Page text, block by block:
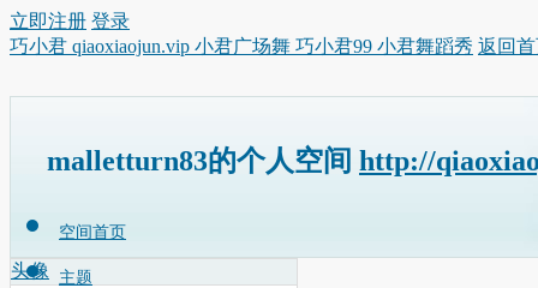
立即注册 登录
巧小君 qiaoxiaojun.vip 小君广场舞 巧小君99 小君舞蹈秀 返回
malletturn83的个人空间 http://
空间首页
主题
头像